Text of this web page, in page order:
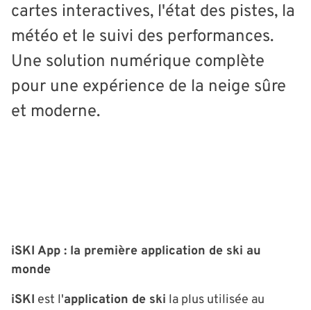
cartes interactives, l'état des pistes, la
météo et le suivi des performances.
Une solution numérique complète
pour une expérience de la neige sûre
et moderne.
iSKI App : la première application de ski au
monde
iSKI est l'application de ski la plus utilisée au